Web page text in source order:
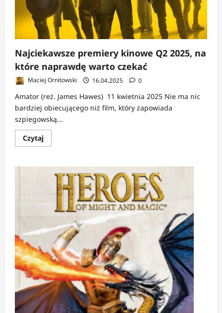
Najciekawsze premiery kinowe Q2 2025, na
które naprawdę warto czekać
Maciej Ornitowski 16.04.2025 0
Amator (reż. James Hawes) 11 kwietnia 2025 Nie ma nic
bardziej obiecującego niż film, który zapowiada
szpiegowską...
CzytajDowiedz
się
Najciekawsze
premiery
kinowe
2025,
które
naprawdę
czekać